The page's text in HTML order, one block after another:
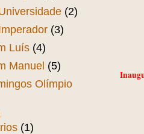
(2)
(3)
Luís (4)
Manuel (5)
Olímpio
(1)